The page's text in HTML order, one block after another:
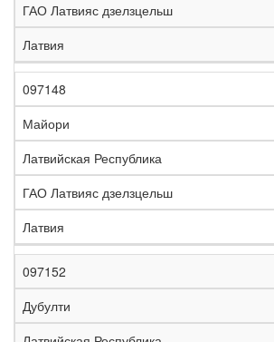
ГАО Латвияс дзелзцельш
Латвия
097148
Майори
Латвийская Республика
ГАО Латвияс дзелзцельш
Латвия
097152
Дубулти